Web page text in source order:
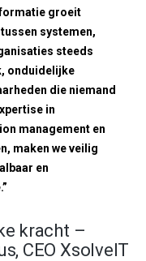
groeit
systemen,
steeds
onduidelijke
die niemand
in
management en
maken we veilig
en
kracht –
CEO XsolveIT